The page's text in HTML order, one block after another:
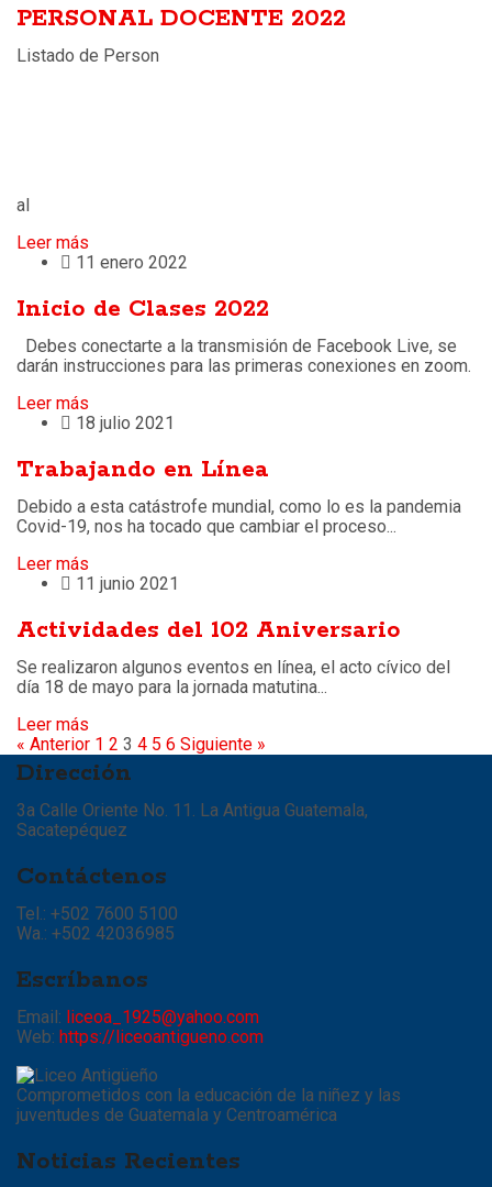
PERSONAL DOCENTE 2022
Listado de Person
al
Leer más
11 enero 2022
Inicio de Clases 2022
Debes conectarte a la transmisión de Facebook Live, se
darán instrucciones para las primeras conexiones en zoom.
Leer más
18 julio 2021
Trabajando en Línea
Debido a esta catástrofe mundial, como lo es la pandemia
Covid-19, nos ha tocado que cambiar el proceso...
Leer más
11 junio 2021
Actividades del 102 Aniversario
Se realizaron algunos eventos en línea, el acto cívico del
día 18 de mayo para la jornada matutina...
Leer más
« Anterior 1 2 3 4 5 6 Siguiente »
Dirección
3a Calle Oriente No. 11. La Antigua Guatemala,
Sacatepéquez
Contáctenos
Tel.: +502 7600 5100
Wa.: +502 42036985
Escríbanos
Email: liceoa_1925@yahoo.com
Web: https://liceoantigueno.com
Comprometidos con la educación de la niñez y las
juventudes de Guatemala y Centroamérica
Noticias Recientes